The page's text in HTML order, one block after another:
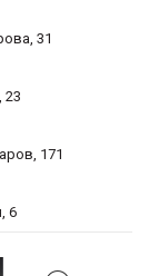
31
23
171
6